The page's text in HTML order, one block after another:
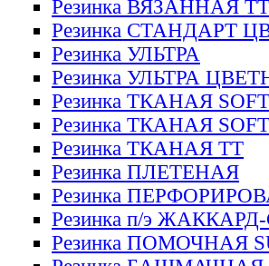
Резинка ВЯЗАННАЯ ТТ
Резинка СТАНДАРТ
Резинка УЛЬТРА
Резинка УЛЬТРА
Резинка ТКАНАЯ SOFT
Резинка ТКАНАЯ
Резинка ТКАНАЯ ТТ
Резинка ПЛЕТЕНАЯ
Резинка
Резинка п/э
Резинка ПОМОЧНАЯ